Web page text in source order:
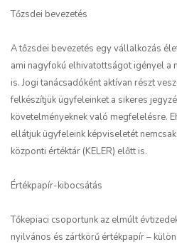
Tőzsdei bevezetés
A tőzsdei bevezetés egy vállalkozás
ami nagyfokú elhivatottságot igényel a
is. Jogi tanácsadóként aktívan részt
felkészítjük ügyfeleinket a sikeres
követelményeknek való megfelelésre.
ellátjuk ügyfeleink képviseletét nemcsak
központi értéktár (KELER) előtt is.
Értékpapír-kibocsátás
Tőkepiaci csoportunk az elmúlt
nyilvános és zártkörű értékpapír –